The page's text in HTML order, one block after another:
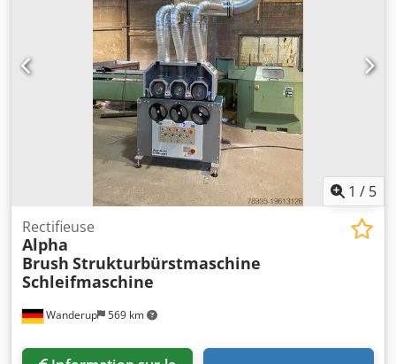
1 / 5
Wanderup 569 km
Rectifieuse
Alpha
Brush Strukturbürstmaschine
Schleifmaschine